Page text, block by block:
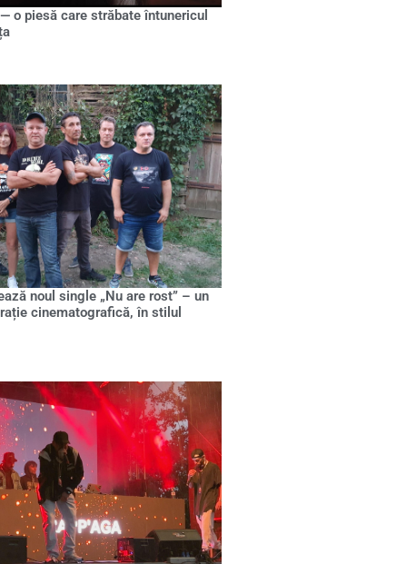
o piesă care străbate întunericul
noul single „Nu are rost” – un
cinematografică, în stilul